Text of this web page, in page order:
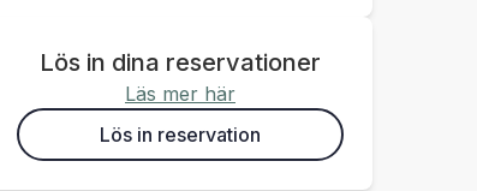
Lös in dina reservationer
Läs mer här
Lös in reservation